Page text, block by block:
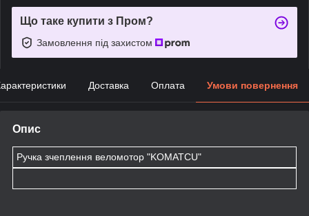
Що таке купити з Пром?
Замовлення під захистом
Доставка Оплата Умови повернення
Опис
Ручка зчеплення веломотор "KOMATCU"